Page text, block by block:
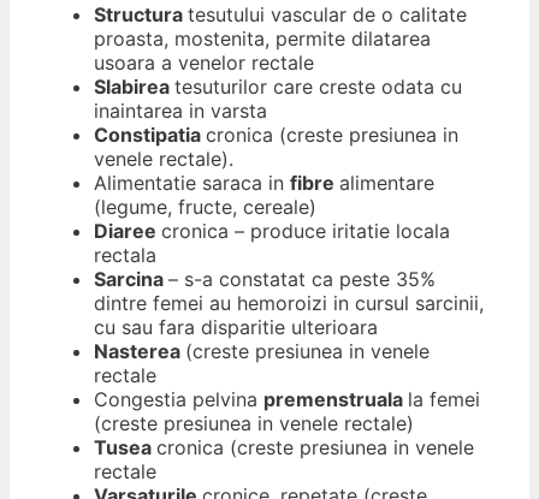
Structura tesutului vascular de o calitate
proasta, mostenita, permite dilatarea
usoara a venelor rectale
Slabirea tesuturilor care creste odata cu
inaintarea in varsta
Constipatia cronica (creste presiunea in
venele rectale).
Alimentatie saraca in fibre alimentare
(legume, fructe, cereale)
Diaree cronica – produce iritatie locala
rectala
Sarcina – s-a constatat ca peste 35%
dintre femei au hemoroizi in cursul sarcinii,
cu sau fara disparitie ulterioara
Nasterea (creste presiunea in venele
rectale
Congestia pelvina premenstruala la femei
(creste presiunea in venele rectale)
Tusea cronica (creste presiunea in venele
rectale